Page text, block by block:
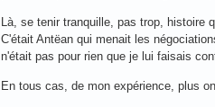
Là, se tenir tranquille, pas trop, histoire
C'était Antëan qui menait les
n'était pas pour rien que je lui faisais
En tous cas, de mon expérience, plus